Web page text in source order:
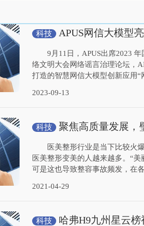
科技 APUS网信大模型
9月11日，APUS出席2023 年
络文明大会网络谣言治理论坛，
打造的智慧网信大模型创新应用“
2023-09-13
科技 聚焦高质量发展，
医美整形行业是当下比较火爆
医美整形变美的人越来越多。“
可是这也导致整容事故频发，在
2021-04-29
科技
哈弗H9九州星云